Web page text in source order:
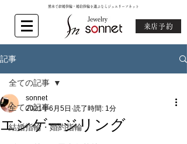
熊本で結婚指輪・婚約指輪を選ぶならジュエリーソネット
来店予約
記事
全ての記事
結婚指輪・婚約指輪
全ての記事
エンゲージリング
sonnet
2021年6月5日 読了時間: 1分